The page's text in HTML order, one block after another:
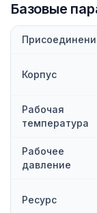
Базовые
Корпус
Рабочая
температура
Рабочее
давление
Ресурс